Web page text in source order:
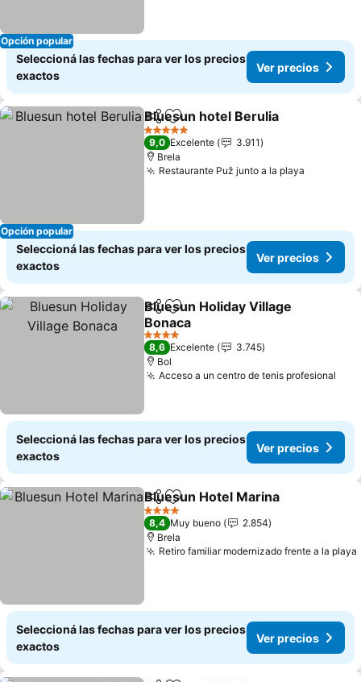
Opción popular
Seleccioná las fechas para ver los precios
exactos
Ver precios
Opción popular
CompartirAñadir a favoritos
Bluesun hotel Berulia
5 Estrellas
9,0 Excelente
3.911
Brela
Restaurante Puž junto a la playa
Seleccioná las fechas para ver los precios
exactos
Ver precios
CompartirAñadir a favoritos
Bluesun Holiday Village
Bonaca
4 Estrellas
8,6 Excelente
3.745
Bol
Acceso a un centro de tenis profesional
Seleccioná las fechas para ver los precios
exactos
Ver precios
CompartirAñadir a favoritos
Bluesun Hotel Marina
4 Estrellas
8,4 Muy bueno
2.854
Brela
Retiro familiar modernizado frente a la playa
Seleccioná las fechas para ver los precios
exactos
Ver precios